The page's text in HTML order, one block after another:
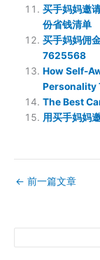
买手妈妈邀
份省钱清单
买手妈妈佣
7625568
How Self-
Personality
The Best
用买手妈妈
← 前一篇文章